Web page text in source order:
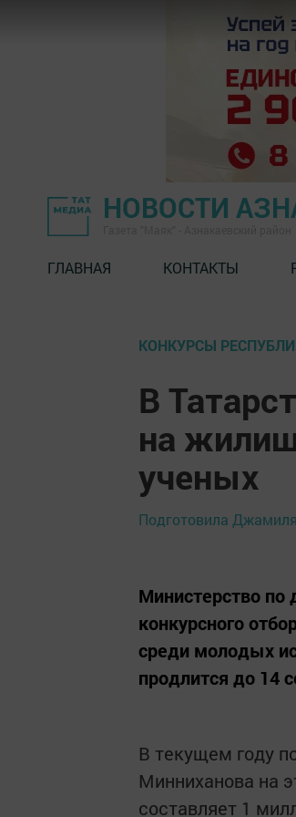
НОВОСТИ
ГЛАВНАЯ КОНТАКТЫ
КОНКУРСЫ
В
на
ученых
Подготовила
Министерство по
конкурсного
среди молодых
продлится до 14
В текущем году
Минниханова на
составляет 1